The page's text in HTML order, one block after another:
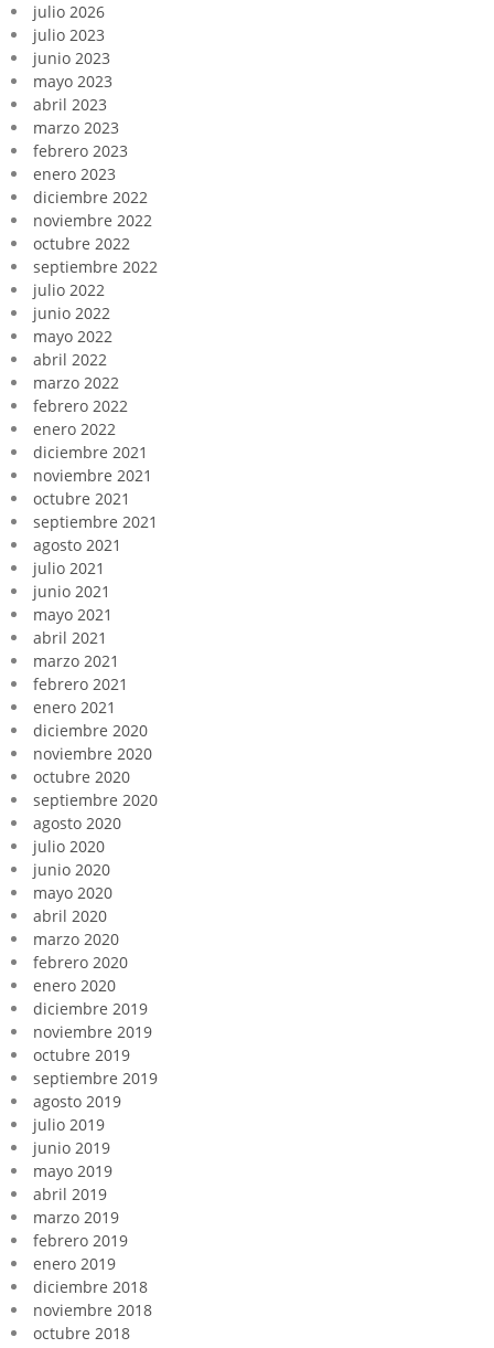
julio 2026
julio 2023
junio 2023
mayo 2023
abril 2023
marzo 2023
febrero 2023
enero 2023
diciembre 2022
noviembre 2022
octubre 2022
septiembre 2022
julio 2022
junio 2022
mayo 2022
abril 2022
marzo 2022
febrero 2022
enero 2022
diciembre 2021
noviembre 2021
octubre 2021
septiembre 2021
agosto 2021
julio 2021
junio 2021
mayo 2021
abril 2021
marzo 2021
febrero 2021
enero 2021
diciembre 2020
noviembre 2020
octubre 2020
septiembre 2020
agosto 2020
julio 2020
junio 2020
mayo 2020
abril 2020
marzo 2020
febrero 2020
enero 2020
diciembre 2019
noviembre 2019
octubre 2019
septiembre 2019
agosto 2019
julio 2019
junio 2019
mayo 2019
abril 2019
marzo 2019
febrero 2019
enero 2019
diciembre 2018
noviembre 2018
octubre 2018